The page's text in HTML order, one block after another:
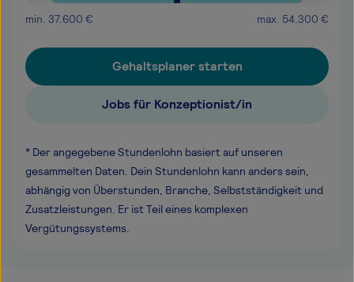
min. 37.600 € max. 54.300 €
Gehaltsplaner starten
Jobs für Konzeptionist/in
* Der angegebene Stundenlohn basiert auf unseren
gesammelten Daten. Dein Stundenlohn kann anders sein,
abhängig von Überstunden, Branche, Selbstständigkeit und
Zusatzleistungen. Er ist Teil eines komplexen
Vergütungssystems.